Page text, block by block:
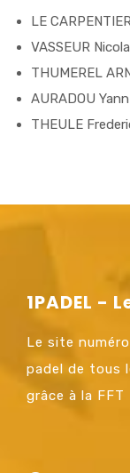
LE
VASSEUR
THUMEREL
AURADOU
THEULE
1PADEL -
Le site
padel de tous
grâce à la FFT